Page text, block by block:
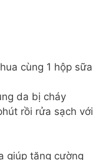
cùng 1 hộp sữa
da bị cháy
rồi rửa sạch với